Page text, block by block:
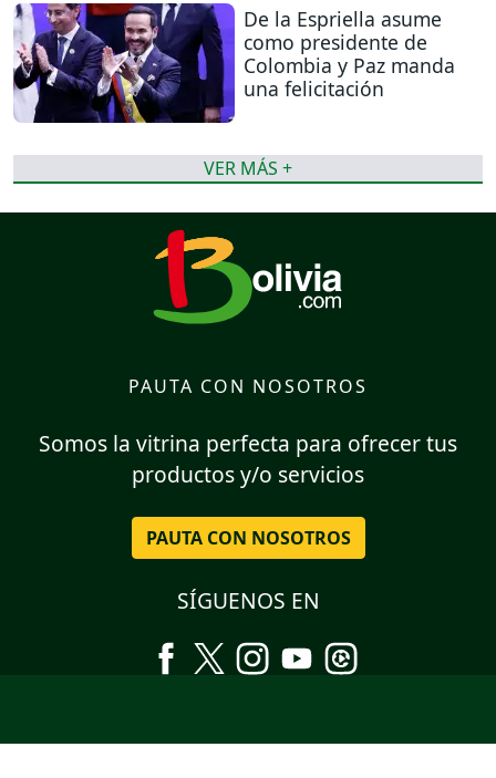
De la Espriella asume
como presidente de
Colombia y Paz manda
una felicitación
VER MÁS +
PAUTA CON NOSOTROS
Somos la vitrina perfecta para ofrecer tus
productos y/o servicios
PAUTA CON NOSOTROS
SÍGUENOS EN